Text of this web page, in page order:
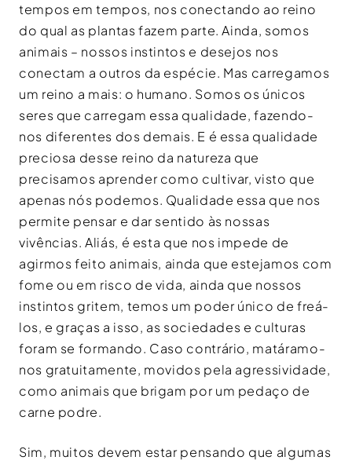
tempos em tempos, nos conectando ao reino
do qual as plantas fazem parte. Ainda, somos
animais – nossos instintos e desejos nos
conectam a outros da espécie. Mas carregamos
um reino a mais: o humano. Somos os únicos
seres que carregam essa qualidade, fazendo-
nos diferentes dos demais. E é essa qualidade
preciosa desse reino da natureza que
precisamos aprender como cultivar, visto que
apenas nós podemos. Qualidade essa que nos
permite pensar e dar sentido às nossas
vivências. Aliás, é esta que nos impede de
agirmos feito animais, ainda que estejamos com
fome ou em risco de vida, ainda que nossos
instintos gritem, temos um poder único de freá-
los, e graças a isso, as sociedades e culturas
foram se formando. Caso contrário, matáramo-
nos gratuitamente, movidos pela agressividade,
como animais que brigam por um pedaço de
carne podre.
Sim, muitos devem estar pensando que algumas